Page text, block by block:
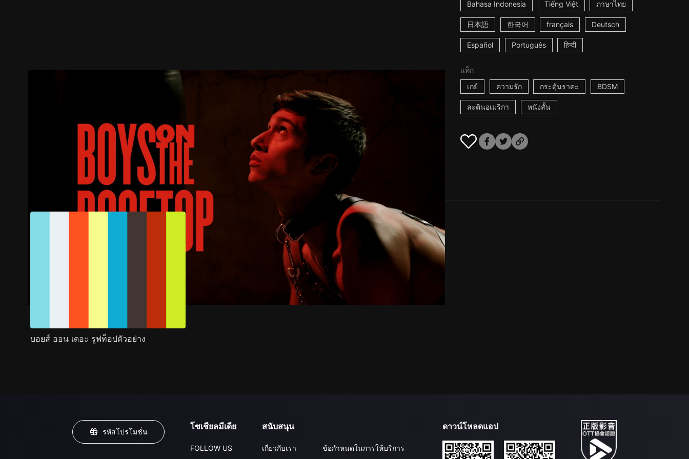
Bahasa Indonesia Tiếng Việt ภาษาไทย
日本語 한국어 français Deutsch
Español Português हिन्दी
แท็ก
เกย์
ความรัก กระตุ้นราคะ BDSM
ละตินอเมริกา หนังสั้น
ภาพนิ่ง เนื้อหาที่แนะนำ รายละเอียด
บอยส์ ออน เดอะ รูฟท็อปตัวอย่าง
รหัสโปรโมชั่น
โซเชียลมีเดีย
FOLLOW US
สนับสนุน
เกี่ยวกับเรา
ข้อกำหนดในการให้บริการ
ดาวน์โหลดแอป